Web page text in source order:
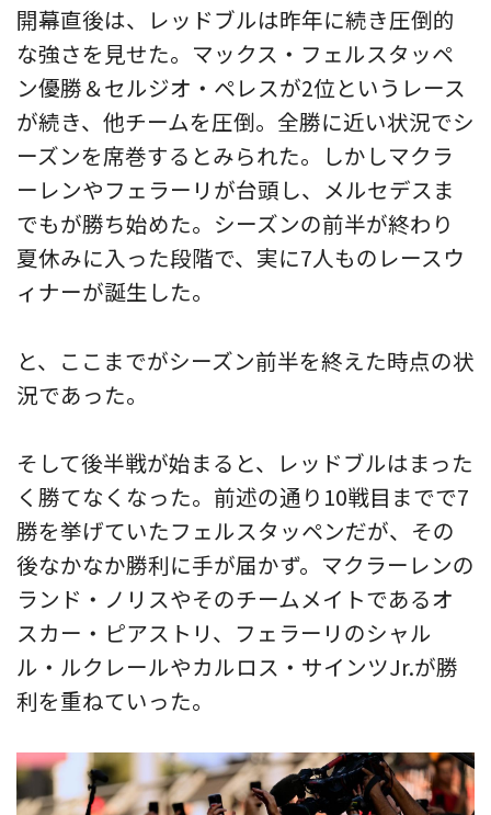
開幕直後は、レッドブルは昨年に続き圧倒的
な強さを見せた。マックス・フェルスタッペ
ン優勝＆セルジオ・ペレスが2位というレース
が続き、他チームを圧倒。全勝に近い状況でシ
ーズンを席巻するとみられた。しかしマクラ
ーレンやフェラーリが台頭し、メルセデスま
でもが勝ち始めた。シーズンの前半が終わり
夏休みに入った段階で、実に7人ものレースウ
ィナーが誕生した。
と、ここまでがシーズン前半を終えた時点の状
況であった。
そして後半戦が始まると、レッドブルはまった
く勝てなくなった。前述の通り10戦目までで7
勝を挙げていたフェルスタッペンだが、その
後なかなか勝利に手が届かず。マクラーレンの
ランド・ノリスやそのチームメイトであるオ
スカー・ピアストリ、フェラーリのシャル
ル・ルクレールやカルロス・サインツJr.が勝
利を重ねていった。